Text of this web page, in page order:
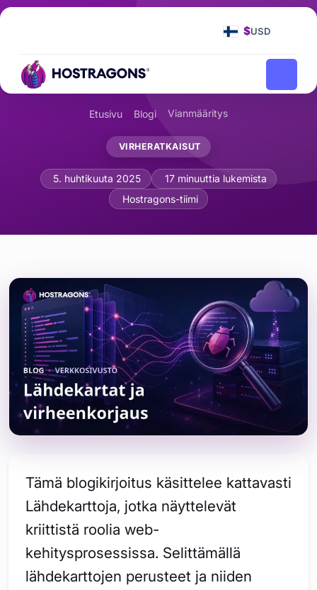
$USD
Etusivu Blogi Vianmääritys
VIRHERATKAISUT
Lähdekartat ja Virheiden Korjaaminen
5. huhtikuuta 2025
17 minuuttia lukemista
Hostragons-tiimi
Tämä blogikirjoitus käsittelee kattavasti
Lähdekarttoja, jotka näyttelevät
kriittistä roolia web-
kehitysprosessissa. Selittämällä
lähdekarttojen perusteet ja niiden